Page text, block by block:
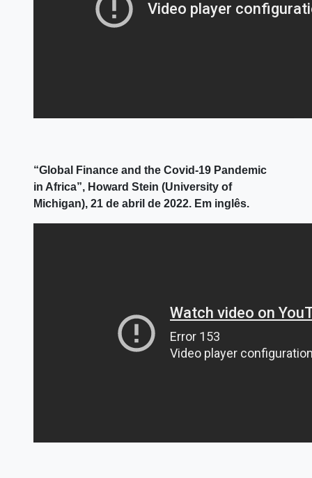
“Global Finance and the Covid-19 Pandemic
in Africa”, Howard Stein (University of
Michigan), 21 de abril de 2022. Em inglês.